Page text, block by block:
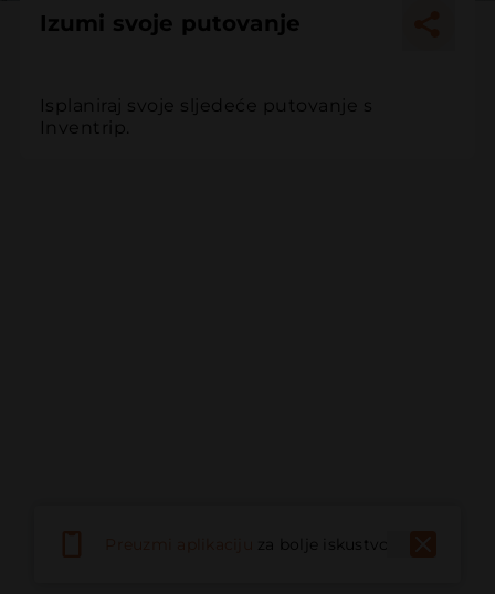
Izumi svoje putovanje
Isplaniraj svoje sljedeće putovanje s
Inventrip.
za bolje iskustvo